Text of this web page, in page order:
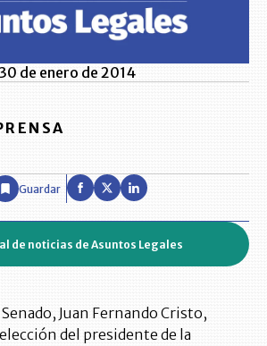
30 de enero de 2014
Guardar
de noticias de Asuntos Legales
Juan Fernando Cristo,
del presidente de la